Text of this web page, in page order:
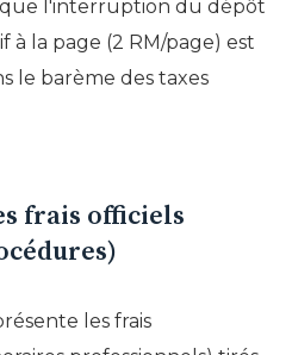
que l'interruption du dépôt
la page (2 RM/page) est
le barème des taxes
frais officiels
les frais